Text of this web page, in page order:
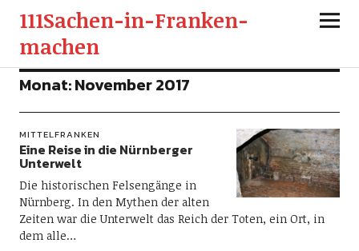
111Sachen-in-Franken-
machen
Monat:November 2017
MITTELFRANKEN
Eine Reise in die Nürnberger
Unterwelt
Die historischen Felsengänge in
Nürnberg. In den Mythen der alten
Zeiten war die Unterwelt das Reich der Toten, ein Ort, in
dem alle…